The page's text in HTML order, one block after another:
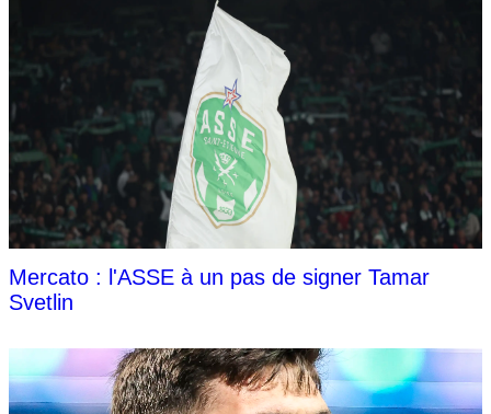
Mercato : l'ASSE à un pas de signer Tamar
Svetlin